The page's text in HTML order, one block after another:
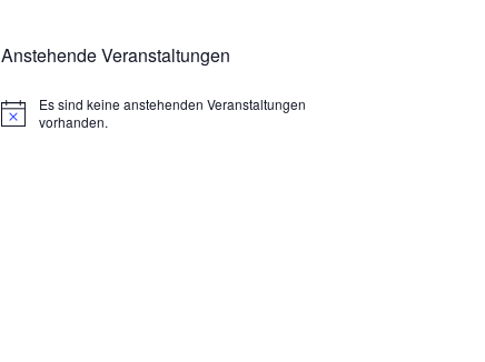
Anstehende Veranstaltungen
H
Es sind keine anstehenden Veranstaltungen
vorhanden.